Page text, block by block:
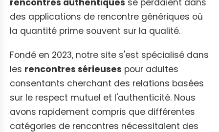
rencontres authentiques se perdaient dans
des applications de rencontre génériques où
la quantité prime souvent sur la qualité.
Fondé en 2023, notre site s'est spécialisé dans
les rencontres sérieuses pour adultes
consentants cherchant des relations basées
sur le respect mutuel et l'authenticité. Nous
avons rapidement compris que différentes
catégories de rencontres nécessitaient des